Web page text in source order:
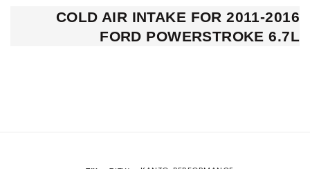
COLD AIR INTAKE FOR 2011-2016
FORD POWERSTROKE 6.7L